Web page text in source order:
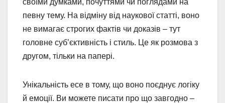
певну тему. На відміну від наукової статті, воно
не вимагає строгих фактів чи доказів – тут
головне суб’єктивність і стиль. Це як розмова з
другом, тільки на папері.
Унікальність есе в тому, що воно поєднує логіку
й емоції. Ви можете писати про що завгодно –